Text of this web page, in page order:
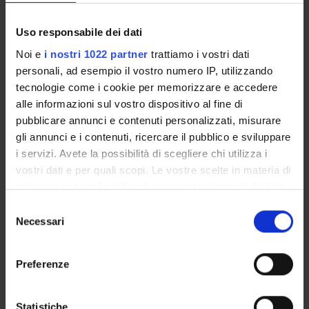
Uso responsabile dei dati
Noi e i nostri 1022 partner trattiamo i vostri dati
personali, ad esempio il vostro numero IP, utilizzando
tecnologie come i cookie per memorizzare e accedere
alle informazioni sul vostro dispositivo al fine di
pubblicare annunci e contenuti personalizzati, misurare
gli annunci e i contenuti, ricercare il pubblico e sviluppare
i servizi. Avete la possibilità di scegliere chi utilizza i
vostri dati e per quali scopi. Le vostre scelte in materia di
privacy sono applicabili solo su questa proprietà digitale
modificare o revocare il proprio consenso in qualsiasi
momento dalla Dichiarazione sui cookie o facendo clic
raccogliere informazioni sulla tua posizione
delNecessari
Preferenze
Professore associato
Sandrini Giuseppe
Professore ordinario
Soldani Arnaldo
Professore ordinario
Vender Maria
Professore associato
Viola Corrado
Professore ordinario
Zangrandi Alessandra